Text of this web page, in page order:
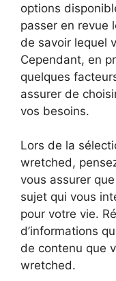
options
passer en revue
de savoir lequel
Cependant, en
quelques
assurer de
vos besoins.
Lors de la
wretched,
vous assurer
sujet qui vous
pour votre vie.
d’informations
de contenu que
wretched.